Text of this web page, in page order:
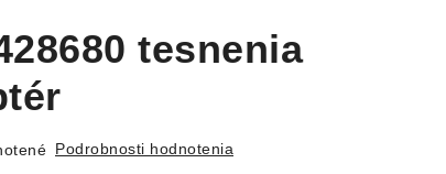
tesnenia
Podrobnosti hodnotenia